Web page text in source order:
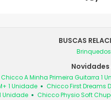
BUSCAS
Brinquedos
Chicco A Minha Primeira Guitarra 1
1 Unidade
Chicco First Dreams
Unidade
Chicco Physio Soft